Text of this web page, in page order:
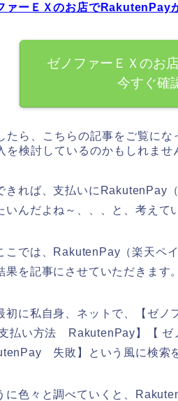
ァーＥＸのお店でRakutenPay
ゼノファーＥＸのお
今すぐ確
たら、こちらの記事をご覧に
を検討しているのかもしれませ
きれば、支払いにRakutenPay
いんだよね～、、、と、考えて
こでは、RakutenPay（楽天ペ
果を記事にさせていただきます。
初に私自身、ネットで、【ゼ
払い方法 RakutenPay】【 ゼ
失敗】という風に検索
に色々と調べていくと、